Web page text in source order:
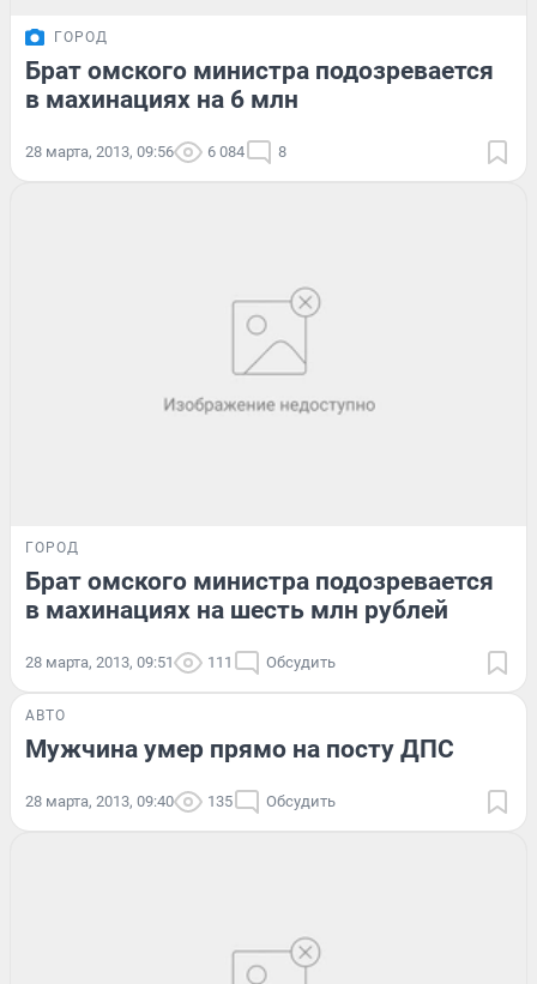
ГОРОД
Брат омского министра подозревается
в махинациях на 6 млн
28 марта, 2013, 09:56 6 084 8
ГОРОД
Брат омского министра подозревается
в махинациях на шесть млн рублей
28 марта, 2013, 09:51 111 Обсудить
АВТО
Мужчина умер прямо на посту ДПС
28 марта, 2013, 09:40 135 Обсудить